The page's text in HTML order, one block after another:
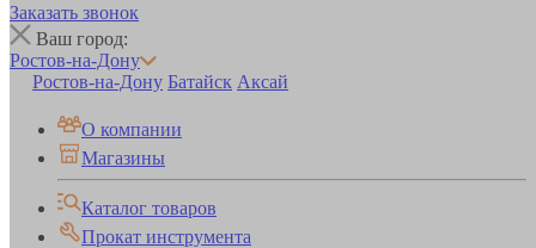
Заказать звонок
Ваш город:
Ростов-на-Дону
Ростов-на-Дону Батайск Аксай
О компании
Магазины
Каталог товаров
Прокат инструмента